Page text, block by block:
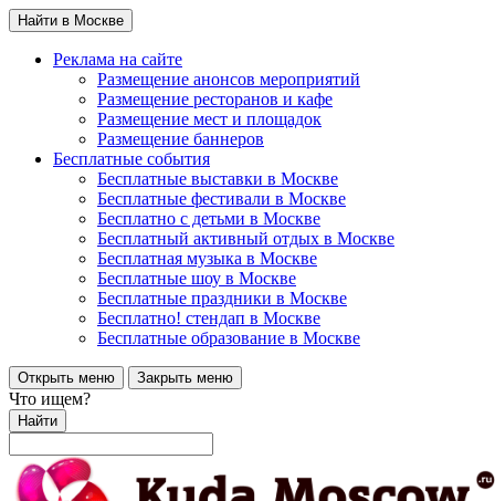
Найти в Москве
Реклама на сайте
Размещение анонсов мероприятий
Размещение ресторанов и кафе
Размещение мест и площадок
Размещение баннеров
Бесплатные события
Бесплатные выставки в Москве
Бесплатные фестивали в Москве
Бесплатно с детьми в Москве
Бесплатный активный отдых в Москве
Бесплатная музыка в Москве
Бесплатные шоу в Москве
Бесплатные праздники в Москве
Бесплатно! стендап в Москве
Бесплатные образование в Москве
Открыть меню Закрыть меню
Что ищем?
Найти